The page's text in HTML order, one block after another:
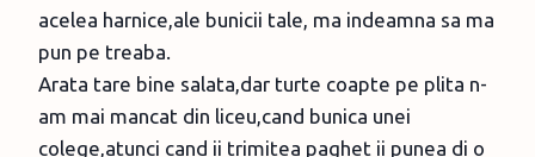
acelea harnice,ale bunicii tale, ma indeamna sa ma
pun pe treaba.
Arata tare bine salata,dar turte coapte pe plita n-
am mai mancat din liceu,cand bunica unei
colege,atunci cand ii trimitea paghet ii punea di o